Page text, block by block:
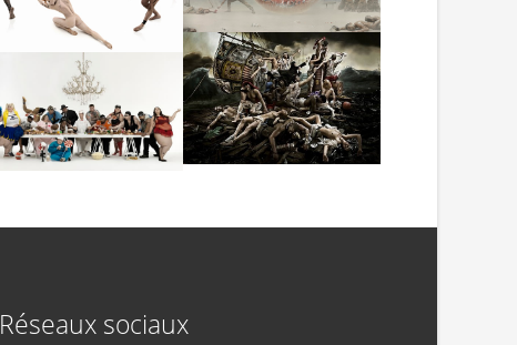
Réseaux sociaux